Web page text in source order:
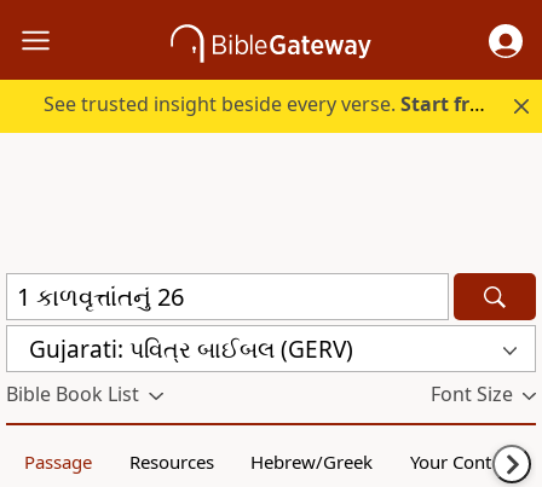
See trusted insight beside every verse.Start free.
Gujarati: પવિત્ર બાઈબલ (GERV)
Bible Book List Font Size
Passage Resources Hebrew/Greek Your Content